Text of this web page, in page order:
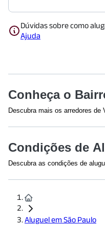
Dúvidas sobre como
Ajuda
Conheça o
Descubra mais os arredores de
Shopping Metrô Jardim
Lar Center
Educação
Colégio Jardim São
UNIP - Vila Guilherme
Condições de
Descubra as condições de
proposta. A renda mínima é
aluguel mais encargos. No
mensal é a partir de
Aluguel em São Paulo